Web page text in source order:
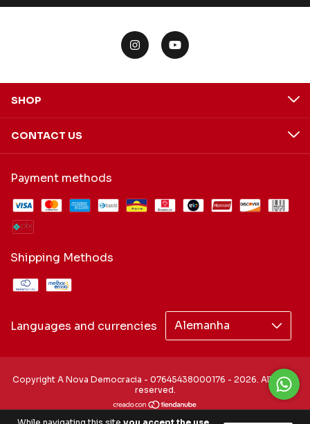
SHOP
CONTACT US
Payment methods
Shipping Methods
Languages and currencies
Copyright A Nova Democracia - 07645438000176 - 2026. All rights
reserved.